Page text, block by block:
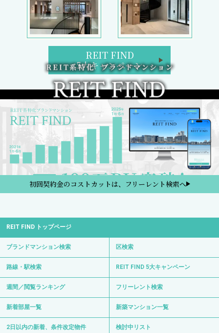
REIT FIND
5大キャンペーン
初回契約金のコストカットは、フリーレント検索へ
REIT FIND トップページ
ブランドマンション検索 区検索
路線・駅検索 REIT FIND 5大キャンペーン
週間／閲覧ランキング フリーレント検索
新着部屋一覧 新築マンション一覧
2日以内の新着、条件改定物件 検討中リスト